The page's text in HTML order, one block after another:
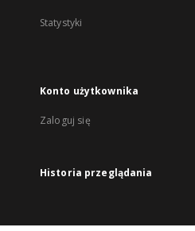
Statystyki
Konto użytkownika
Zaloguj się
Historia przeglądania